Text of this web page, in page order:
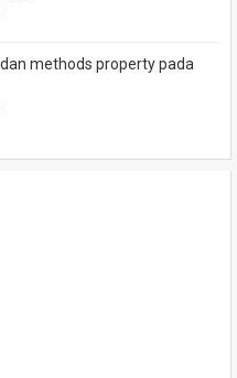
methods property pada